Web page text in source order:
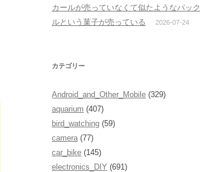
カールが売っていなくて似たようなパック
ルという菓子が売っている
2026-07-24
カテゴリー
Android_and_Other_Mobile (329)
aquarium (407)
bird_watching (59)
camera (77)
car_bike (145)
electronics_DIY (691)